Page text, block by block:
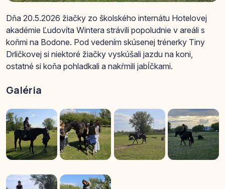
Dňa 20.5.2026 žiačky zo školského internátu Hotelovej
akadémie Ľudovíta Wintera strávili popoludnie v areáli s
koňmi na Bodone. Pod vedením skúsenej trénerky Tiny
Drličkovej si niektoré žiačky vyskúšali jazdu na koni,
ostatné si koňa pohladkali a nakŕmili jabĺčkami.
Galéria